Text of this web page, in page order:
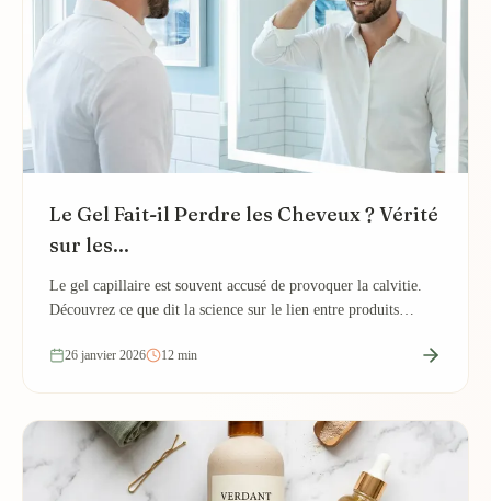
Le Gel Fait-il Perdre les Cheveux ? Vérité
sur les...
Le gel capillaire est souvent accusé de provoquer la calvitie.
Découvrez ce que dit la science sur le lien entre produits
26 janvier 2026 12 min